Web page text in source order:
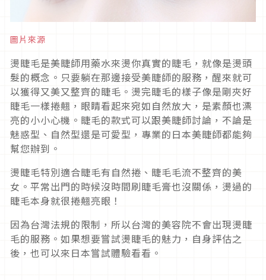
圖片來源
燙睫毛是美睫師用藥水來燙你真實的睫毛，就像是燙頭
髮的概念。只要躺在那邊接受美睫師的服務，醒來就可
以獲得又美又整齊的睫毛。燙完睫毛的樣子像是剛夾好
睫毛一樣捲翹，眼睛看起來宛如自然放大，是素顏也漂
亮的小小心機。睫毛的款式可以跟美睫師討論，不論是
魅惑型、自然型還是可愛型，專業的日本美睫師都能夠
幫您辦到。
燙睫毛特別適合睫毛有自然捲、睫毛毛流不整齊的美
女。平常出門的時候沒時間刷睫毛膏也沒關係，燙過的
睫毛本身就很捲翹亮眼！
因為台灣法規的限制，所以台灣的美容院不會出現燙睫
毛的服務。如果想要嘗試燙睫毛的魅力，自身評估之
後，也可以來日本嘗試體驗看看。